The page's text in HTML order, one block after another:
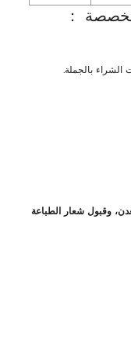
：
الشراء بالجملة.
وقبول شعار الطباعة